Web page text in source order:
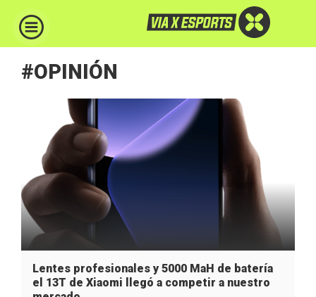
#OPINIÓN
Lentes profesionales y 5000 MaH de batería
el 13T de Xiaomi llegó a competir a nuestro